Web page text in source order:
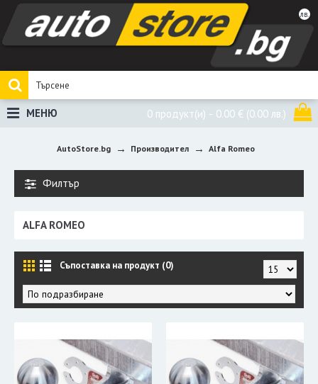
лв.
0 продукт(и) - 0.00 € (0.00 лв.)
МЕНЮ
AutoStore.bg Производител Alfa Romeo
Филтър
ALFA ROMEO
Съпоставка на продукт (0)